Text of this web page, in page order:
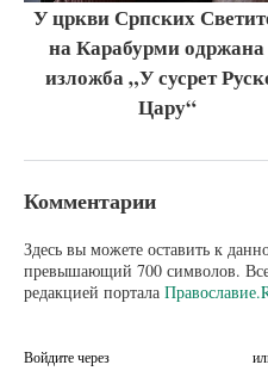
У цркви Српских
на Карабурми одржана
изложба „У сусрет
Цару“
Комментарии
Здесь вы можете оставить к
превышающий 700 символов.
редакцией портала
Войдите через